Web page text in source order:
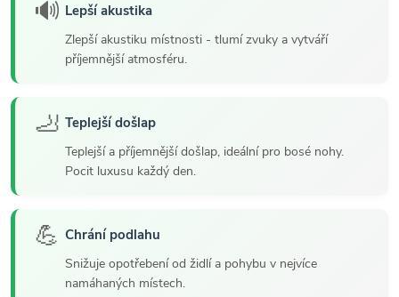
🔊 Lepší akustika
Zlepší akustiku místnosti - tlumí zvuky a vytváří
příjemnější atmosféru.
🦶 Teplejší došlap
Teplejší a příjemnější došlap, ideální pro bosé nohy.
Pocit luxusu každý den.
💪 Chrání podlahu
Snižuje opotřebení od židlí a pohybu v nejvíce
namáhaných místech.